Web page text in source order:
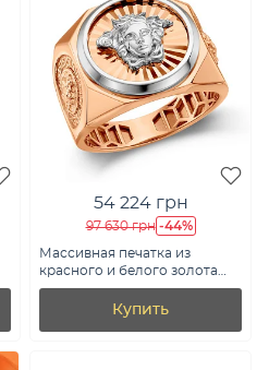
54 224 грн
97 630 грн -44%
Массивная печатка из
красного и белого золота
(арт. 170103кба)
Купить